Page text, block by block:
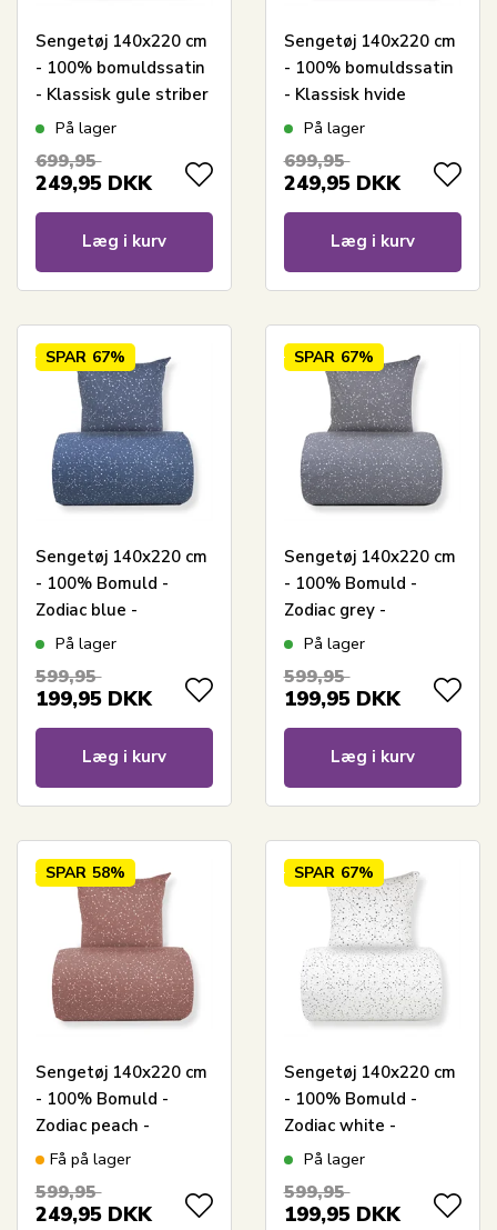
Sengetøj 140x220 cm
- 100% bomuldssatin
- Klassisk gule striber
På lager
699,95
249,95 DKK
Læg i kurv
Sengetøj 140x220 cm
- 100% bomuldssatin
- Klassisk hvide
striber
På lager
699,95
249,95 DKK
Læg i kurv
SPAR 67%
Sengetøj 140x220 cm
- 100% Bomuld -
Zodiac blue -
Vendbart med
På lager
599,95
199,95 DKK
Læg i kurv
SPAR 67%
Sengetøj 140x220 cm
- 100% Bomuld -
Zodiac grey -
Vendbart med
På lager
599,95
199,95 DKK
Læg i kurv
SPAR 58%
Sengetøj 140x220 cm
- 100% Bomuld -
Zodiac peach -
Vendbart med
Få på lager
599,95
249,95 DKK
SPAR 67%
Sengetøj 140x220 cm
- 100% Bomuld -
Zodiac white -
Vendbart med
På lager
599,95
199,95 DKK